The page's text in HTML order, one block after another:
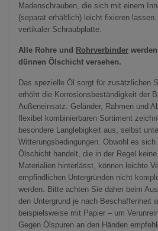
Madenschrauben, die sich mit einem
(separat erhältlich) leicht fixieren
vertikaler Schraubplatte.
Alle Rohre und Rohrverbinder
dünnen Ölschicht versehen.
Das spezielle Öl sorgt für zusätzlichen
erhöht die Korrosionsbeständigkeit der
Außeneinsatz. Geländer, Rahmen und
flexibel kombinierbaren Sortiment
besondere Langlebigkeit aus, selbst
Witterungsbedingungen. Obwohl es
Ölschicht handelt, die in der Regel
Materialien hinterlässt, können leichte
empfindlichen Untergründen nicht
werden. Bitte achten Sie daher beim
den Untergrund je nach Beschaffenheit
beispielsweise mit Papier – um
Gegen Ölspuren an den Händen